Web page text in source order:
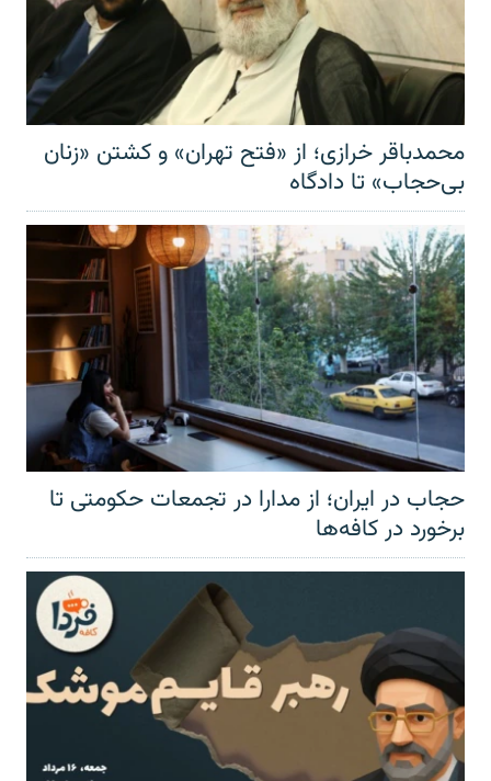
محمدباقر خرازی؛ از «فتح تهران» و کشتن «زنان
بی‌حجاب» تا دادگاه
حجاب در ایران؛ از مدارا در تجمعات حکومتی تا
برخورد در کافه‌ها